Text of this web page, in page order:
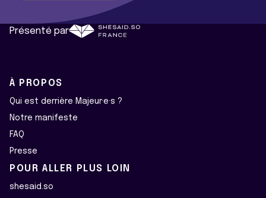
Présenté par
À PROPOS
Qui est derrière Majeur·e·s ?
Notre manifeste
FAQ
Presse
POUR ALLER PLUS LOIN
shesaid.so